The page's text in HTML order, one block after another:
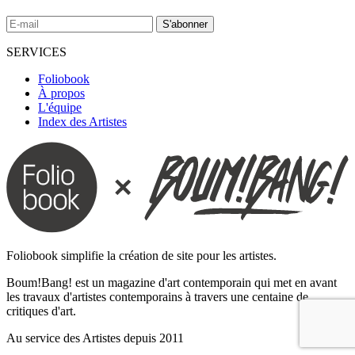
SERVICES
Foliobook
À propos
L'équipe
Index des Artistes
Foliobook simplifie la création de site pour les artistes.
Boum!Bang! est un magazine d'art contemporain qui met en avant
les travaux d'artistes contemporains à travers une centaine de
critiques d'art.
Au service des Artistes depuis 2011